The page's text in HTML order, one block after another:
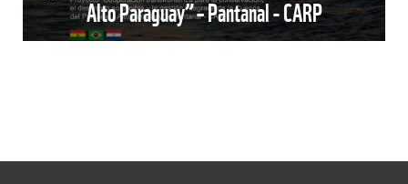
Alto Paraguay” – Pantanal - CARP